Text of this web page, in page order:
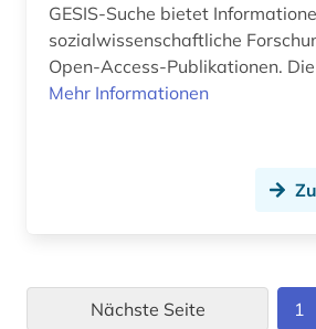
GESIS-Suche bietet
sozialwissenschaftliche
Open-Access-Publikationen.
Mehr Informationen
Nächste Seite 1